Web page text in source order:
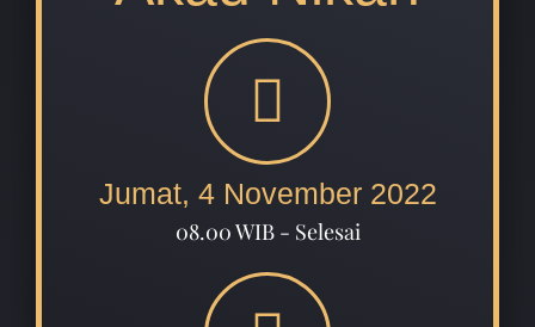
Jumat, 4 November 2022
08.00 WIB - Selesai